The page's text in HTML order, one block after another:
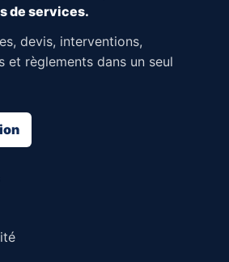
de services.
devis, interventions,
et règlements dans un seul